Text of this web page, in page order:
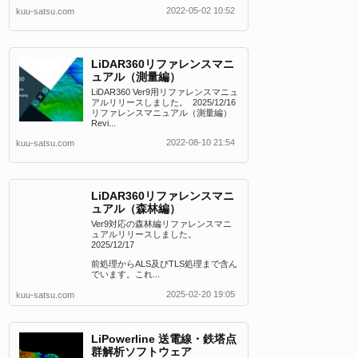
kuu-satsu.com 2022-05-02 10:52
LiDAR360リファレンスマニ
ュアル（測量編）
LiDAR360 Ver9用リファレンスマニュ
アルリリースしました。 2025/12/16
リファレンスマニュアル（測量編）
Revi...
kuu-satsu.com 2022-08-10 21:54
LiDAR360リファレンスマニ
ュアル（森林編）
Ver9対応の森林編リファレンスマニ
ュアルリリースしました。
2025/12/17
前処理からALS及びTLS処理まで含ん
でいます。これ...
kuu-satsu.com 2025-02-20 19:05
LiPowerline 送電線・鉄塔点
群解析ソフトウェア